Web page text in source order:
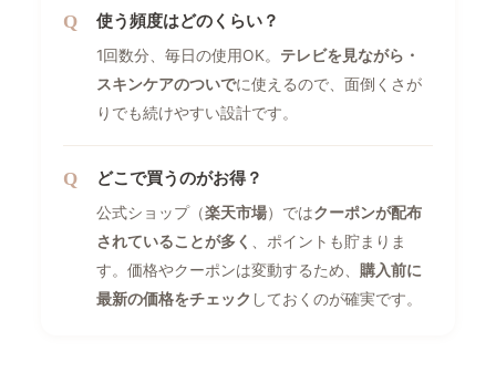
使う頻度はどのくらい？
1回数分、毎日の使用OK。 テレビを見ながら・
スキンケアのついでに使えるので、面倒くさが
りでも続けやすい設計です。
どこで買うのがお得？
公式ショップ（楽天市場）ではクーポンが配布
されていることが多く
、ポイントも貯まりま
す。価格やクーポンは変動するため、 購入前に
最新の価格をチェック しておくのが確実です。